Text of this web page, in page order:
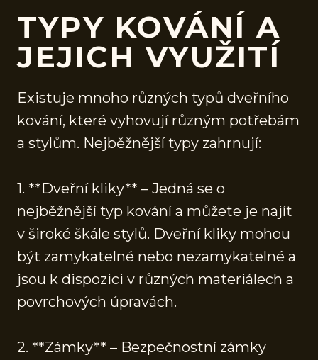
TYPY KOVÁNÍ A
JEJICH VYUŽITÍ
Existuje mnoho různých typů dveřního
kování, které vyhovují různým potřebám
a stylům. Nejběžnější typy zahrnují:
1. **Dveřní kliky** – Jedná se o
nejběžnější typ kování a můžete je najít
v široké škále stylů. Dveřní kliky mohou
být zamykatelné nebo nezamykatelné a
jsou k dispozici v různých materiálech a
povrchových úpravách.
2. **Zámky** – Bezpečnostní zámky